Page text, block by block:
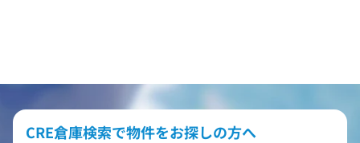
CRE倉庫検索で物件をお探しの方へ